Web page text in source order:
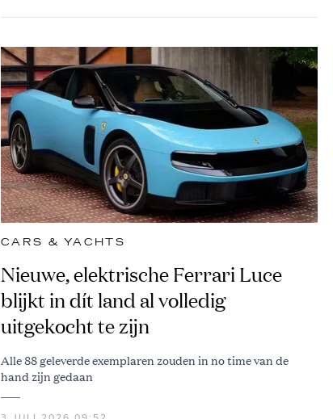
CARS & YACHTS
Nieuwe, elektrische Ferrari Luce
blijkt in dít land al volledig
uitgekocht te zijn
Alle 88 geleverde exemplaren zouden in no time van de
hand zijn gedaan